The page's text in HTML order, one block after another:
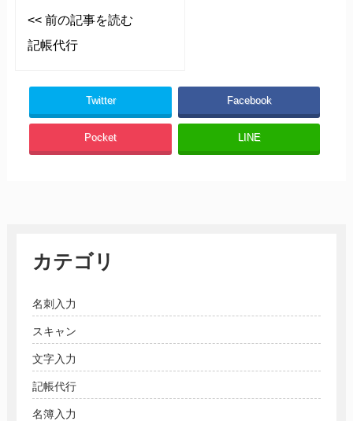
<< 前の記事を読む
記帳代行
Twitter Facebook
Pocket LINE
カテゴリ
名刺入力
スキャン
文字入力
記帳代行
名簿入力